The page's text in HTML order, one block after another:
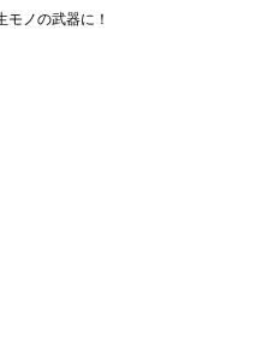
ノの武器に！